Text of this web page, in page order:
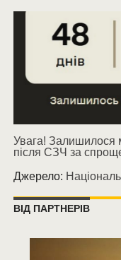
Увага! Залишилося
після СЗЧ за
Джерело:
ВІД ПАРТНЕРІВ